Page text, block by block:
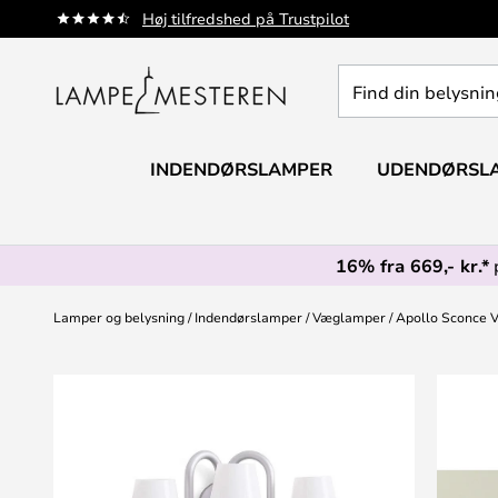
Høj tilfredshed på Trustpilot
Skip
to
din
INDENDØRSLAMPER
16% fra 669,- kr.*
Lamper og belysning Indendørslamper Væglamper Apollo Sconce